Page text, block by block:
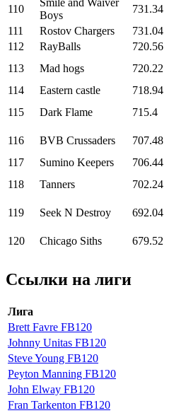
110
Smile and Waiver
Boys
731.34
111
Rostov Chargers 731.04
112
RayBalls 720.56
113
Mad hogs 720.22
114
Eastern castle 718.94
115
Dark Flame 715.4
116
BVB Crussaders 707.48
117
Sumino Keepers 706.44
118
Tanners 702.24
119
Seek N Destroy 692.04
120
Chicago Siths 679.52
Ссылки на лиги
Лига
Brett Favre FB120
Johnny Unitas FB120
Steve Young FB120
Peyton Manning FB120
John Elway FB120
Fran Tarkenton FB120